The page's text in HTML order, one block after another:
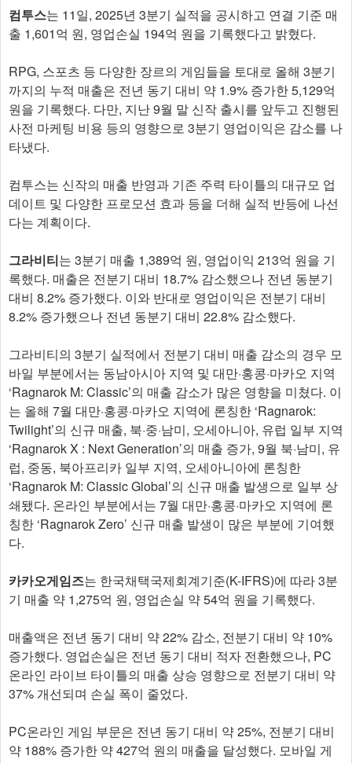
컴투스는 11일, 2025년 3분기 실적을 공시하고 연결 기준 매
출 1,601억 원, 영업손실 194억 원을 기록했다고 밝혔다.
RPG, 스포츠 등 다양한 장르의 게임들을 토대로 올해 3분기
까지의 누적 매출은 전년 동기 대비 약 1.9% 증가한 5,129억
원을 기록했다. 다만, 지난 9월 말 신작 출시를 앞두고 진행된
사전 마케팅 비용 등의 영향으로 3분기 영업이익은 감소를 나
타냈다.
컴투스는 신작의 매출 반영과 기존 주력 타이틀의 대규모 업
데이트 및 다양한 프로모션 효과 등을 더해 실적 반등에 나선
다는 계획이다.
그라비티는 3분기 매출 1,389억 원, 영업이익 213억 원을 기
록했다. 매출은 전분기 대비 18.7% 감소했으나 전년 동분기
대비 8.2% 증가했다. 이와 반대로 영업이익은 전분기 대비
8.2% 증가했으나 전년 동분기 대비 22.8% 감소했다.
그라비티의 3분기 실적에서 전분기 대비 매출 감소의 경우 모
바일 부분에서는 동남아시아 지역 및 대만·홍콩·마카오 지역
‘Ragnarok M: Classic’의 매출 감소가 많은 영향을 미쳤다. 이
는 올해 7월 대만·홍콩·마카오 지역에 론칭한 ‘Ragnarok:
Twilight’의 신규 매출, 북·중·남미, 오세아니아, 유럽 일부 지역
‘Ragnarok X : Next Generation’의 매출 증가, 9월 북·남미, 유
럽, 중동, 북아프리카 일부 지역, 오세아니아에 론칭한
‘Ragnarok M: Classic Global’의 신규 매출 발생으로 일부 상
쇄됐다. 온라인 부분에서는 7월 대만·홍콩·마카오 지역에 론
칭한 ‘Ragnarok Zero’ 신규 매출 발생이 많은 부분에 기여했
다.
카카오게임즈는 한국채택국제회계기준(K-IFRS)에 따라 3분
기 매출 약 1,275억 원, 영업손실 약 54억 원을 기록했다.
매출액은 전년 동기 대비 약 22% 감소, 전분기 대비 약 10%
증가했다. 영업손실은 전년 동기 대비 적자 전환했으나, PC
온라인 라이브 타이틀의 매출 상승 영향으로 전분기 대비 약
37% 개선되며 손실 폭이 줄었다.
PC온라인 게임 부문은 전년 동기 대비 약 25%, 전분기 대비
약 188% 증가한 약 427억 원의 매출을 달성했다. 모바일 게